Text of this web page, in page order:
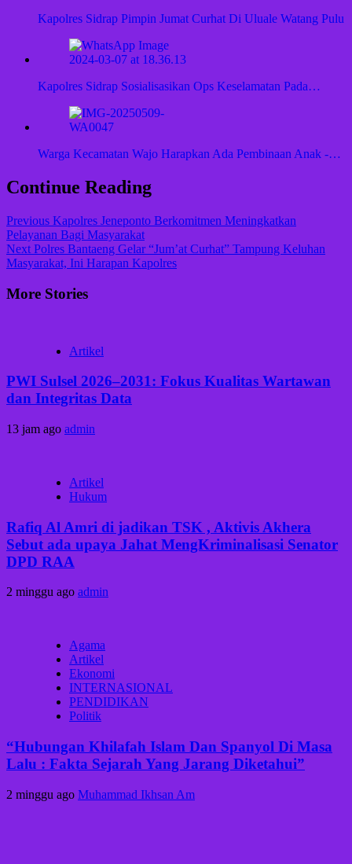
Kapolres Sidrap Pimpin Jumat Curhat Di Uluale Watang Pulu
Kapolres Sidrap Sosialisasikan Ops Keselamatan Pada…
Warga Kecamatan Wajo Harapkan Ada Pembinaan Anak -…
Continue Reading
Previous Kapolres Jeneponto Berkomitmen Meningkatkan
Pelayanan Bagi Masyarakat
Next Polres Bantaeng Gelar “Jum’at Curhat” Tampung Keluhan
Masyarakat, Ini Harapan Kapolres
More Stories
Artikel
PWI Sulsel 2026–2031: Fokus Kualitas Wartawan
dan Integritas Data
13 jam ago admin
Artikel
Hukum
Rafiq Al Amri di jadikan TSK , Aktivis Akhera
Sebut ada upaya Jahat MengKriminalisasi Senator
DPD RAA
2 minggu ago admin
Agama
Artikel
Ekonomi
INTERNASIONAL
PENDIDIKAN
Politik
“Hubungan Khilafah Islam Dan Spanyol Di Masa
Lalu : Fakta Sejarah Yang Jarang Diketahui”
2 minggu ago Muhammad Ikhsan Am